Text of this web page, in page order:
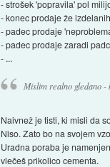
- strošek 'popravila' pol
- konec prodaje že
- padec prodaje
- padec prodaje zaradi
- ...
Mislim realno gledano -
Naivnež je tisti, ki misli da
Niso. Zato bo na svojem
Uradna poraba je
vlečeš prikolico cementa.